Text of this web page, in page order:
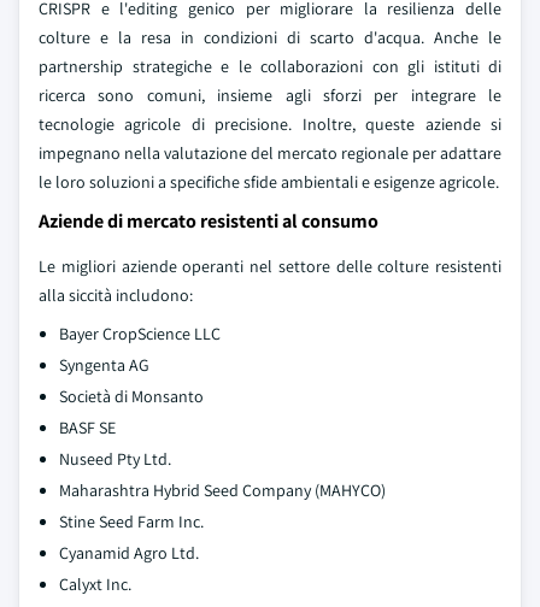
CRISPR e l'editing genico per migliorare la resilienza delle
colture e la resa in condizioni di scarto d'acqua. Anche le
partnership strategiche e le collaborazioni con gli istituti di
ricerca sono comuni, insieme agli sforzi per integrare le
tecnologie agricole di precisione. Inoltre, queste aziende si
impegnano nella valutazione del mercato regionale per adattare
le loro soluzioni a specifiche sfide ambientali e esigenze agricole.
Aziende di mercato resistenti al consumo
Le migliori aziende operanti nel settore delle colture resistenti
alla siccità includono:
Bayer CropScience LLC
Syngenta AG
Società di Monsanto
BASF SE
Nuseed Pty Ltd.
Maharashtra Hybrid Seed Company (MAHYCO)
Stine Seed Farm Inc.
Cyanamid Agro Ltd.
Calyxt Inc.